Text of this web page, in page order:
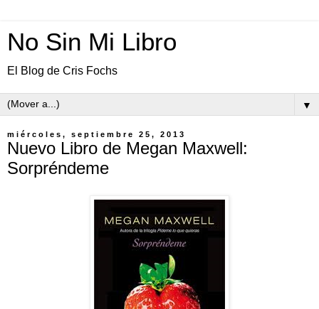
No Sin Mi Libro
El Blog de Cris Fochs
▼
miércoles, septiembre 25, 2013
Nuevo Libro de Megan Maxwell:
Sorpréndeme